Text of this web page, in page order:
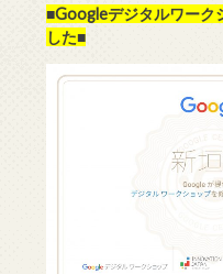
■Googleデジタルワーク
した■